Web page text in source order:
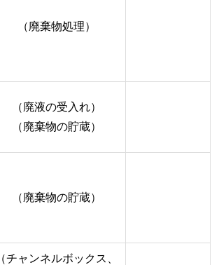
（廃棄物処理）
（廃液の受入れ）
（廃棄物の貯蔵）
（廃棄物の貯蔵）
（チャンネルボックス、